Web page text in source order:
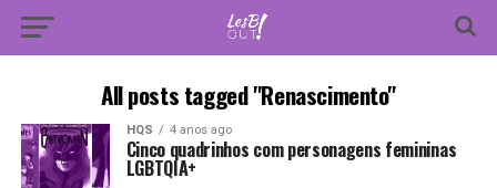
All posts tagged "Renascimento"
HQS 4 anos ago
Cinco quadrinhos com personagens femininas
LGBTQIA+